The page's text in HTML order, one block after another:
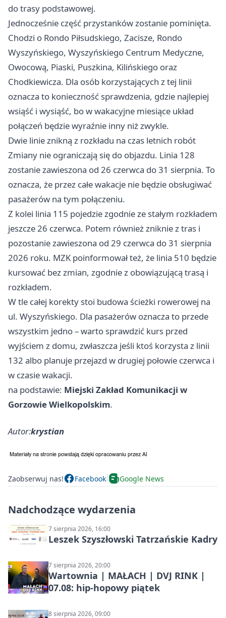
do trasy podstawowej.
Jednocześnie część przystanków zostanie pominięta.
Chodzi o Rondo Piłsudskiego, Zacisze, Rondo
Wyszyńskiego, Wyszyńskiego Centrum Medyczne,
Owocową, Piaski, Puszkina, Kilińskiego oraz
Chodkiewicza. Dla osób korzystających z tej linii
oznacza to konieczność sprawdzenia, gdzie najlepiej
wsiąść i wysiąść, bo w wakacyjne miesiące układ
połączeń będzie wyraźnie inny niż zwykle.
Dwie linie znikną z rozkładu na czas letnich robót
Zmiany nie ograniczają się do objazdu. Linia 128
zostanie zawieszona od 26 czerwca do 31 sierpnia. To
oznacza, że przez całe wakacje nie będzie obsługiwać
pasażerów na tym połączeniu.
Z kolei linia 115 pojedzie zgodnie ze stałym rozkładem
jeszcze 26 czerwca. Potem również zniknie z tras i
pozostanie zawieszona od 29 czerwca do 31 sierpnia
2026 roku. MZK poinformował też, że linia 510 będzie
kursować bez zmian, zgodnie z obowiązującą trasą i
rozkładem.
W tle całej korekty stoi budowa ścieżki rowerowej na
ul. Wyszyńskiego. Dla pasażerów oznacza to przede
wszystkim jedno – warto sprawdzić kurs przed
wyjściem z domu, zwłaszcza jeśli ktoś korzysta z linii
132 albo planuje przejazd w drugiej połowie czerwca i
w czasie wakacji.
na podstawie: Miejski Zakład Komunikacji w
Gorzowie Wielkopolskim.
Autor:krystian
Zaobserwuj nas! Facebook Google News
Nadchodzące wydarzenia
7 sierpnia 2026, 16:00
Leszek Szyszłowski Tatrzańskie Kadry
7 sierpnia 2026, 20:00
Wartownia | MAŁACH | DVJ RINK |
07.08: hip-hopowy piątek
8 sierpnia 2026, 09:00